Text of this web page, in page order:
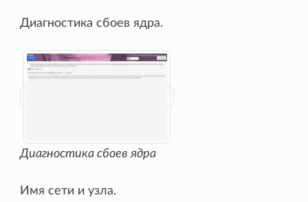
Диагностика сбоев ядра.
Диагностика сбоев ядра
Имя сети и узла.